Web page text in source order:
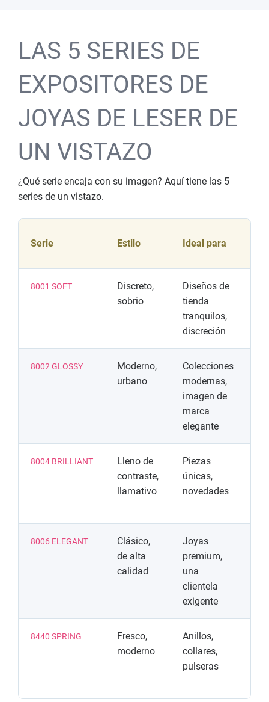
LAS 5 SERIES DE
EXPOSITORES DE
JOYAS DE LESER DE
UN VISTAZO
¿Qué serie encaja con su imagen? Aquí tiene las 5
series de un vistazo.
Serie Estilo Ideal para
8001 SOFT
Discreto,
sobrio
Diseños de
tienda
tranquilos,
discreción
8002 GLOSSY
Moderno,
urbano
Colecciones
modernas,
imagen de
marca
elegante
8004 BRILLIANT
Lleno de
contraste,
llamativo
Piezas
únicas,
novedades
8006 ELEGANT
Clásico,
de alta
calidad
Joyas
premium,
una
clientela
exigente
8440 SPRING
Fresco,
moderno
Anillos,
collares,
pulseras